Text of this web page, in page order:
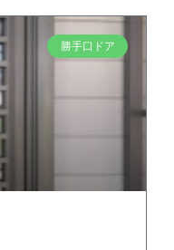
勝手口ドア